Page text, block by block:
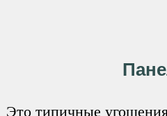
Это типичные